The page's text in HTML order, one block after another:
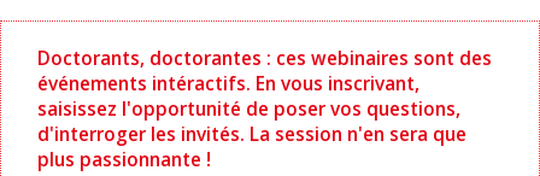
Doctorants, doctorantes : ces webinaires sont des
événements intéractifs. En vous inscrivant,
saisissez l'opportunité de poser vos questions,
d'interroger les invités. La session n'en sera que
plus passionnante !